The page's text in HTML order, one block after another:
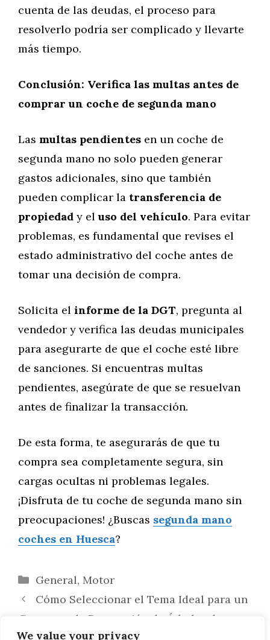
We value your privacy
cuenta de las deudas, el proceso para
resolverlo podría ser complicado y llevarte
más tiempo.
Conclusión: Verifica las multas antes de
comprar un coche de segunda mano
Las multas pendientes en un coche de
segunda mano no solo pueden generar
gastos adicionales, sino que también
pueden complicar la transferencia de
propiedad y eluso del vehículo. Para evitar
problemas, es fundamental que revises el
estado administrativo del coche antes de
tomar una decisión de compra.
Solicita el informe de la DGT, pregunta al
vendedor y verifica las deudas municipales
para asegurarte de que el coche esté libre
de sanciones. Si encuentras multas
pendientes, asegúrate de que se resuelvan
antes de finalizar la transacción.
De esta forma, te asegurarás de que tu
compra sea completamente segura, sin
cargas ocultas ni problemas legales.
¡Disfruta de tu coche de segunda mano sin
preocupaciones! ¿Buscas segunda mano
coches en Huesca?
Categorías
General, Motor
Cómo Seleccionar el Tema Ideal para un
Concurso de Decoración de Árboles de